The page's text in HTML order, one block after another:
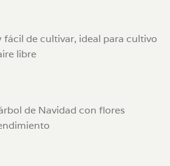
fácil de cultivar, ideal para cultivo
libre
de Navidad con flores